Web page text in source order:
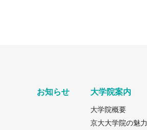
お知らせ 大学院案内
大学院概要
京大大学院の魅力